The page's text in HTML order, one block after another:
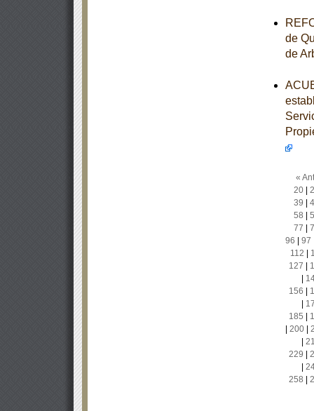
de
de
«
20|
39
58
77
96
97
112
127
156
185
200|
229
258